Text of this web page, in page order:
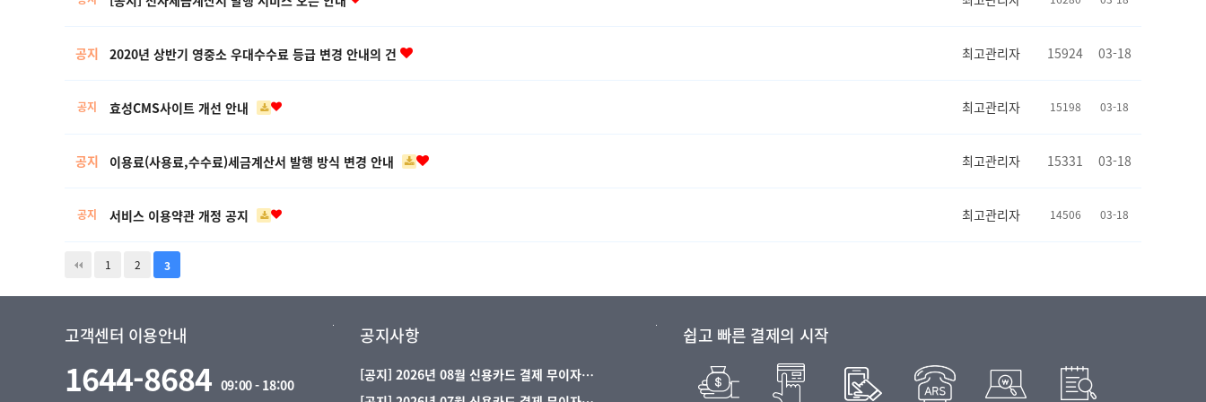
공지 2020년 상반기 영중소 우대수수료 등급 변경 안내의 건 최고관리자 15924 03-18
공지 효성CMS사이트 개선 안내 최고관리자 15198 03-18
공지 이용료(사용료,수수료)세금계산서 발행 방식 변경 안내 최고관리자 15331 03-18
공지 서비스 이용약관 개정 공지 최고관리자 14506 03-18
1 2 3
고객센터 이용안내
1644-8684 09:00 - 18:00
공지사항
[공지] 2026년 08월 신용카드 결제 무이자…
쉽고 빠른 결제의 시작